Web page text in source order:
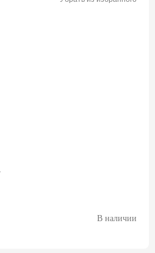
В наличии